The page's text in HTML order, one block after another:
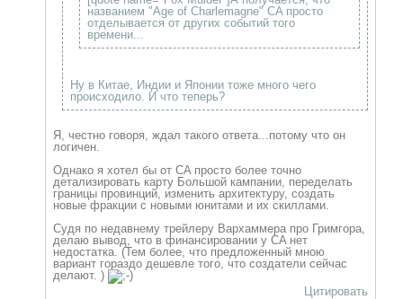
названием "Age of Charlemagne" CA просто
отделывается от других событий того
времени...
Ну в Китае, Индии и Японии тоже много чего
происходило. И что теперь?
Я, честно говоря, ждал такого ответа...потому что он
логичен.
Однако я хотел бы от CA просто более точно
детализировать карту Большой кампании, переделать
границы провинций, изменить архитектуру, создать
новые фракции с новыми юнитами и их скиллами.
Судя по недавнему трейлеру Вархаммера про Гримгора,
делаю вывод, что в финансировании у CA нет
недостатка. (Тем более, что предложенный мною
вариант гораздо дешевле того, что создатели сейчас
делают. )
Цитировать